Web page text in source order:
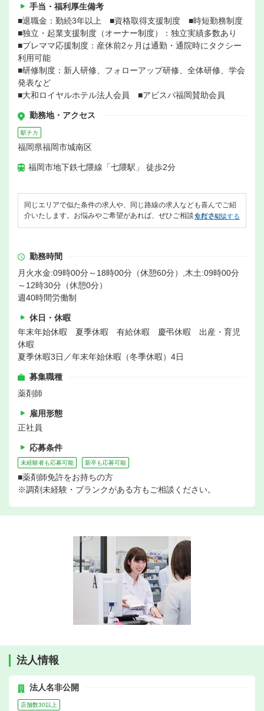
手当・福利厚生備考
■退職金：勤続3年以上 ■資格取得支援制度 ■時短勤務制度
■独立・起業支援制度（オーナー制度）：独立実績多数あり
■プレママ応援制度：産休前2ヶ月は通勤・通院時にタクシー
利用可能
■研修制度：新人研修、フォローアップ研修、全体研修、学会
発表など
■大和ロイヤルホテル法人会員 ■アビスパ福岡賛助会員
勤務地・アクセス
駅チカ
福岡県福岡市城南区
福岡市地下鉄七隈線「七隈駅」 徒歩2分
同じエリアで似た条件の求人や、同じ路線の求人なども喜んでご紹
介いたします。お悩みやご希望があれば、ぜひご相談ください。
無料で相談する
勤務時間
月火水金:09時00分～18時00分（休憩60分）,木土:09時00分
～12時30分（休憩0分）
週40時間労働制
休日・休暇
年末年始休暇 夏季休暇 有給休暇 慶弔休暇 出産・育児
休暇
夏季休暇3日／年末年始休暇（冬季休暇）4日
募集職種
薬剤師
雇用形態
正社員
応募条件
未経験者も応募可能 新卒も応募可能
■薬剤師免許をお持ちの方
※調剤未経験・ブランクがある方もご相談ください。
法人情報
法人名非公開
店舗数30以上